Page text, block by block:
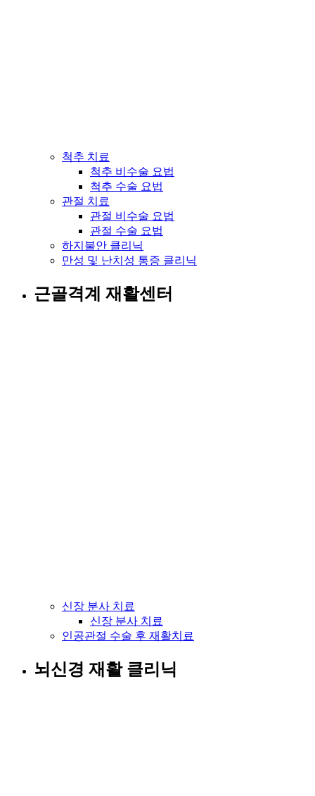
척추 치료
척추 비수술 요법
척추 수술 요법
관절 치료
관절 비수술 요법
관절 수술 요법
하지불안 클리닉
만성 및 난치성 통증 클리닉
근골격계 재활센터
신장 분사 치료
신장 분사 치료
인공관절 수술 후 재활치료
뇌신경 재활 클리닉